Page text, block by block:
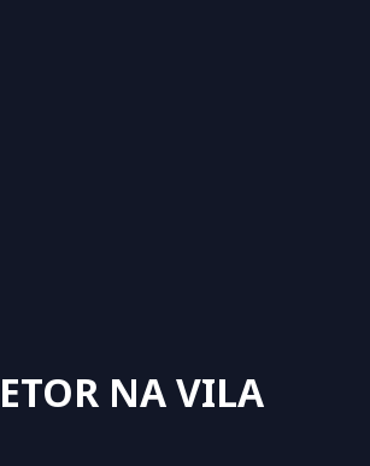
NA VILA